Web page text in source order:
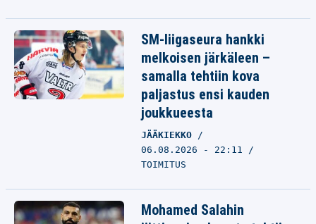
SM-liigaseura hankki
melkoisen järkäleen –
samalla tehtiin kova
paljastus ensi kauden
joukkueesta
JÄÄKIEKKO
06.08.2026 - 22:11
TOIMITUS
Mohamed Salahin